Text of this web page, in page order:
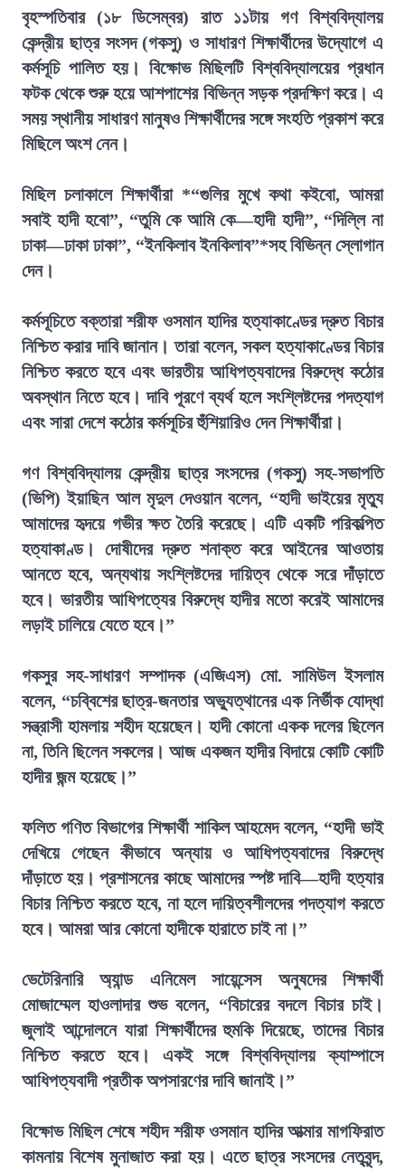
বৃহস্পতিবার (১৮ ডিসেম্বর) রাত ১১টায় গণ বিশ্ববিদ্যালয়
কেন্দ্রীয় ছাত্র সংসদ (গকসু) ও সাধারণ শিক্ষার্থীদের উদ্যোগে এ
কর্মসূচি পালিত হয়। বিক্ষোভ মিছিলটি বিশ্ববিদ্যালয়ের প্রধান
ফটক থেকে শুরু হয়ে আশপাশের বিভিন্ন সড়ক প্রদক্ষিণ করে। এ
সময় স্থানীয় সাধারণ মানুষও শিক্ষার্থীদের সঙ্গে সংহতি প্রকাশ করে
মিছিলে অংশ নেন।
মিছিল চলাকালে শিক্ষার্থীরা *“গুলির মুখে কথা কইবো, আমরা
সবাই হাদী হবো”, “তুমি কে আমি কে—হাদী হাদী”, “দিল্লি না
ঢাকা—ঢাকা ঢাকা”, “ইনকিলাব ইনকিলাব”*সহ বিভিন্ন স্লোগান
দেন।
কর্মসূচিতে বক্তারা শরীফ ওসমান হাদির হত্যাকাণ্ডের দ্রুত বিচার
নিশ্চিত করার দাবি জানান। তারা বলেন, সকল হত্যাকাণ্ডের বিচার
নিশ্চিত করতে হবে এবং ভারতীয় আধিপত্যবাদের বিরুদ্ধে কঠোর
অবস্থান নিতে হবে। দাবি পূরণে ব্যর্থ হলে সংশ্লিষ্টদের পদত্যাগ
এবং সারা দেশে কঠোর কর্মসূচির হুঁশিয়ারিও দেন শিক্ষার্থীরা।
গণ বিশ্ববিদ্যালয় কেন্দ্রীয় ছাত্র সংসদের (গকসু) সহ-সভাপতি
(ভিপি) ইয়াছিন আল মৃদুল দেওয়ান বলেন, “হাদী ভাইয়ের মৃত্যু
আমাদের হৃদয়ে গভীর ক্ষত তৈরি করেছে। এটি একটি পরিকল্পিত
হত্যাকাণ্ড। দোষীদের দ্রুত শনাক্ত করে আইনের আওতায়
আনতে হবে, অন্যথায় সংশ্লিষ্টদের দায়িত্ব থেকে সরে দাঁড়াতে
হবে। ভারতীয় আধিপত্যের বিরুদ্ধে হাদীর মতো করেই আমাদের
লড়াই চালিয়ে যেতে হবে।”
গকসুর সহ-সাধারণ সম্পাদক (এজিএস) মো. সামিউল ইসলাম
বলেন, “চব্বিশের ছাত্র-জনতার অভ্যুত্থানের এক নির্ভীক যোদ্ধা
সন্ত্রাসী হামলায় শহীদ হয়েছেন। হাদী কোনো একক দলের ছিলেন
না, তিনি ছিলেন সকলের। আজ একজন হাদীর বিদায়ে কোটি কোটি
হাদীর জন্ম হয়েছে।”
ফলিত গণিত বিভাগের শিক্ষার্থী শাকিল আহমেদ বলেন, “হাদী ভাই
দেখিয়ে গেছেন কীভাবে অন্যায় ও আধিপত্যবাদের বিরুদ্ধে
দাঁড়াতে হয়। প্রশাসনের কাছে আমাদের স্পষ্ট দাবি—হাদী হত্যার
বিচার নিশ্চিত করতে হবে, না হলে দায়িত্বশীলদের পদত্যাগ করতে
হবে। আমরা আর কোনো হাদীকে হারাতে চাই না।”
ভেটেরিনারি অ্যান্ড এনিমেল সায়েন্সেস অনুষদের শিক্ষার্থী
মোজাম্মেল হাওলাদার শুভ বলেন, “বিচারের বদলে বিচার চাই।
জুলাই আন্দোলনে যারা শিক্ষার্থীদের হুমকি দিয়েছে, তাদের বিচার
নিশ্চিত করতে হবে। একই সঙ্গে বিশ্ববিদ্যালয় ক্যাম্পাসে
আধিপত্যবাদী প্রতীক অপসারণের দাবি জানাই।”
বিক্ষোভ মিছিল শেষে শহীদ শরীফ ওসমান হাদির আত্মার মাগফিরাত
কামনায় বিশেষ মুনাজাত করা হয়। এতে ছাত্র সংসদের নেতৃবৃন্দ,